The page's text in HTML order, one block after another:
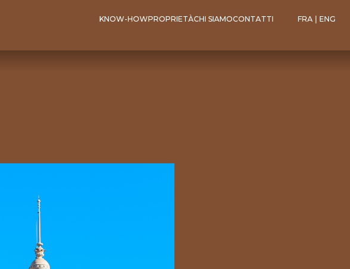
KNOW-HOWPROPRIETÀCHI SIAMOCONTATTI FRA ENG